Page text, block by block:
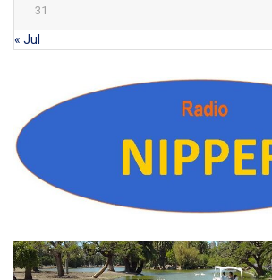
31
« Jul